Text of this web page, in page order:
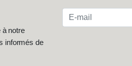
à notre
informés de